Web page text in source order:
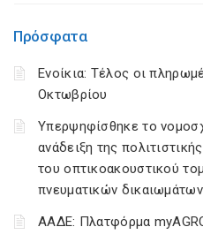
Πρόσφατα
Ενοίκια: Τέλος οι
Οκτωβρίου
Υπερψηφίσθηκε το
ανάδειξη της
του οπτικοακουστικού
πνευματικών δικαιωμάτων
ΑΑΔΕ: Πλατφόρμα